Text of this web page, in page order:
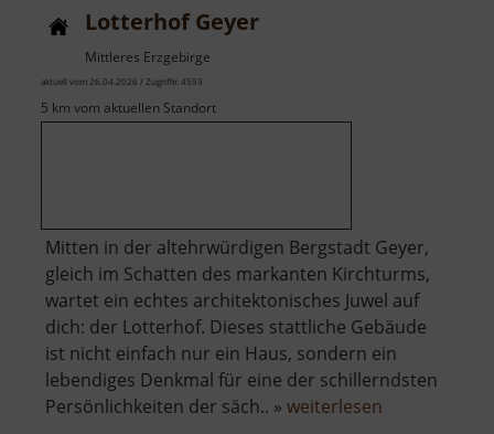
Lotterhof Geyer
Mittleres Erzgebirge
aktuell vom 26.04.2026 / Zugriffe: 4593
5 km vom aktuellen Standort
Mitten in der altehrwürdigen Bergstadt Geyer,
gleich im Schatten des markanten Kirchturms,
wartet ein echtes architektonisches Juwel auf
dich: der Lotterhof. Dieses stattliche Gebäude
ist nicht einfach nur ein Haus, sondern ein
lebendiges Denkmal für eine der schillerndsten
Persönlichkeiten der säch.. » weiterlesen